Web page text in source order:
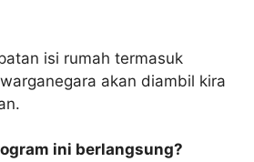
isi rumah termasuk
akan diambil kira
ini berlangsung?